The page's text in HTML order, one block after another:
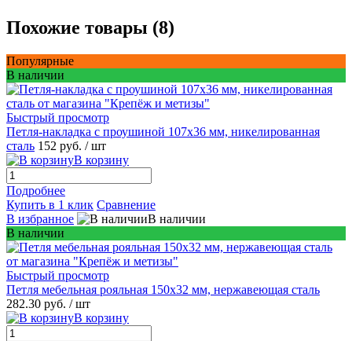
Похожие товары (8)
Популярные
В наличии
Быстрый просмотр
Петля-накладка с проушиной 107x36 мм, никелированная
сталь 152 руб. / шт
В корзину
Подробнее
Купить в 1 клик Сравнение
В избранное
В наличии
В наличии
Быстрый просмотр
Петля мебельная рояльная 150х32 мм, нержавеющая сталь
282.30 руб. / шт
В корзину